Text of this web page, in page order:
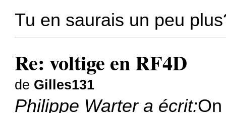
Tu en saurais un peu
Re: voltige en RF4D
de Gilles131
Philippe Warter a écrit: